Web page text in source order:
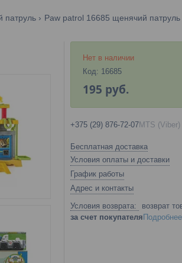
патруль
Нет в наличии
Код: 16685
195 руб.
+375 (29) 876-72-07MTS (Viber)
Бесплатная доставка
Условия оплаты и доставки
График работы
Адрес и контакты
возврат
за счет покупателя Подробнее